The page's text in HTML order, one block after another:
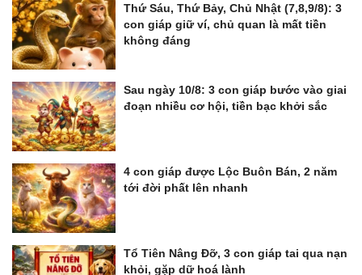
Thứ Sáu, Thứ Bảy, Chủ Nhật (7,8,9/8): 3
con giáp giữ ví, chủ quan là mất tiền
không đáng
Sau ngày 10/8: 3 con giáp bước vào giai
đoạn nhiều cơ hội, tiền bạc khởi sắc
4 con giáp được Lộc Buôn Bán, 2 năm
tới đời phất lên nhanh
Tổ Tiên Nâng Đỡ, 3 con giáp tai qua nạn
khỏi, gặp dữ hoá lành